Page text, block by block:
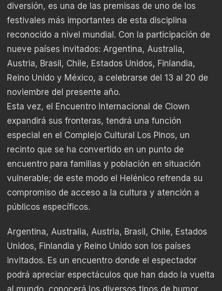
diversión, es una de las premisas de uno de los
festivales más importantes de esta disciplina
reconocido a nivel mundial. Con la participación de
nueve países invitados: Argentina, Australia,
Austria, Brasil, Chile, Estados Unidos, Finlandia,
Reino Unido y México, a celebrarse del 13 al 20 de
noviembre del presente año.
Esta vez, el Encuentro Internacional de Clown
expandirá sus fronteras, tendrá una función
especial en el Complejo Cultural Los Pinos, un
recinto que se ha convertido en un punto de
encuentro para familias y población en situación
vulnerable; de este modo el Helénico refrenda su
compromiso de acceso a la cultura y atención a
públicos específicos.
Argentina, Australia, Austria, Brasil, Chile, Estados
Unidos, Finlandia y Reino Unido son los países
invitados. Es un encuentro donde el espectador
podrá apreciar espectáculos que han dado la vuelta